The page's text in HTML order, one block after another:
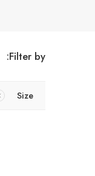
Filter by:
Size